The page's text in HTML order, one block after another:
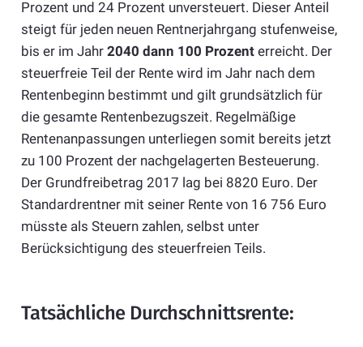
Prozent und 24 Prozent unversteuert. Dieser Anteil
steigt für jeden neuen Rentnerjahrgang stufenweise,
bis er im Jahr 2040 dann 100 Prozenterreicht. Der
steuerfreie Teil der Rente wird im Jahr nach dem
Rentenbeginn bestimmt und gilt grundsätzlich für
die gesamte Rentenbezugszeit. Regelmäßige
Rentenanpassungen unterliegen somit bereits jetzt
zu 100 Prozent der nachgelagerten Besteuerung.
Der Grundfreibetrag 2017 lag bei 8820 Euro. Der
Standardrentner mit seiner Rente von 16 756 Euro
müsste als Steuern zahlen, selbst unter
Berücksichtigung des steuerfreien Teils.
Tatsächliche Durchschnittsrente: